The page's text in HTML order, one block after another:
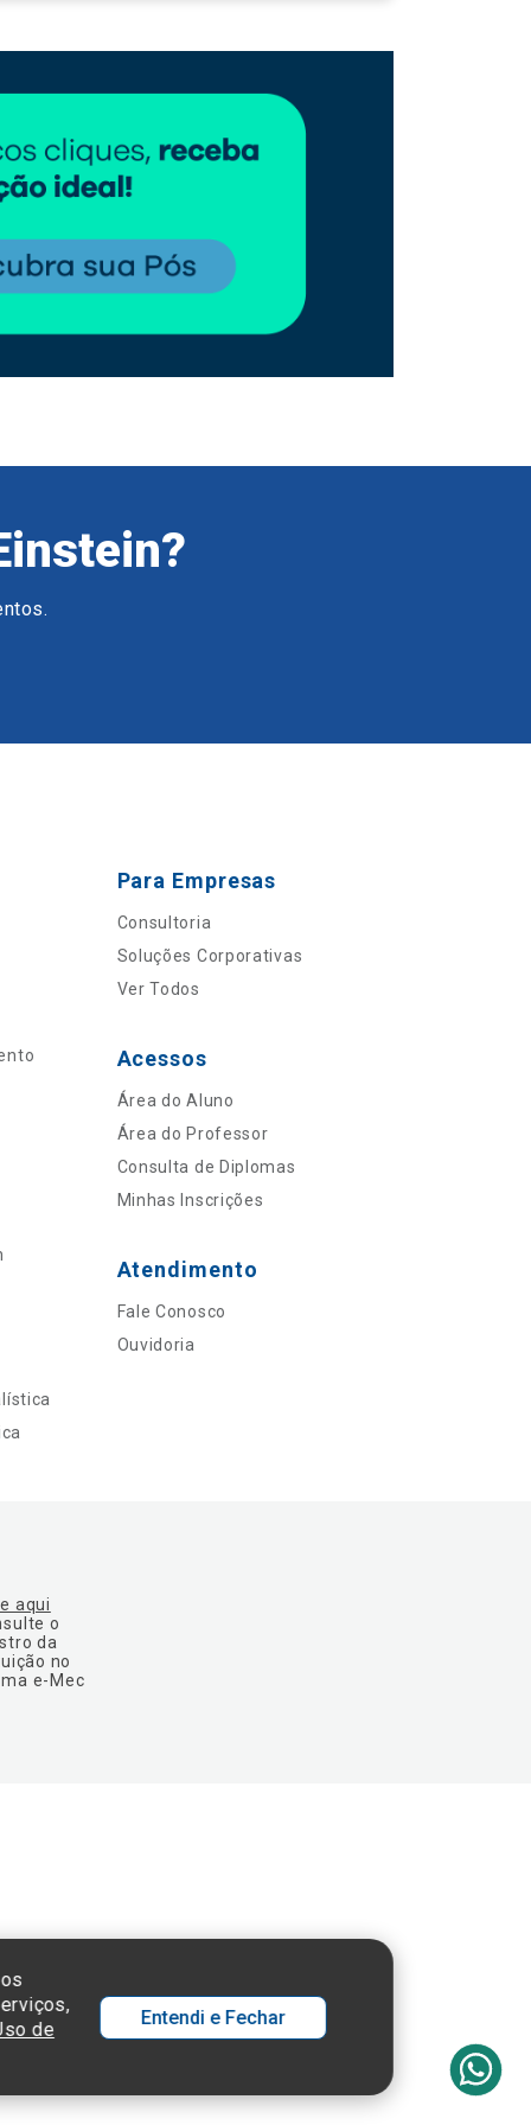
Para Empresas
Consultoria
Soluções Corporativas
Ver Todos
Acessos
Área do Aluno
Área do Professor
Consulta de Diplomas
Minhas Inscrições
Atendimento
Fale Conosco
Ouvidoria
aqui
o
da
no
e-Mec
de
Entendi e Fechar